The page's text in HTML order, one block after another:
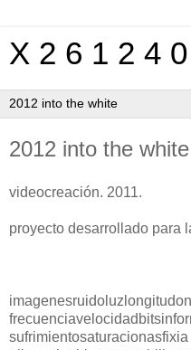
X 2 6 1 2 4
2012 into the white
videocreación. 2011.
proyecto desarrollado para
sufrimientosaturacionasfixia